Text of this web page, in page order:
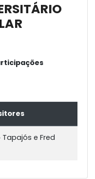
Tapajós e Fred